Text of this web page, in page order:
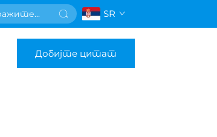
SR
Добијте цитат